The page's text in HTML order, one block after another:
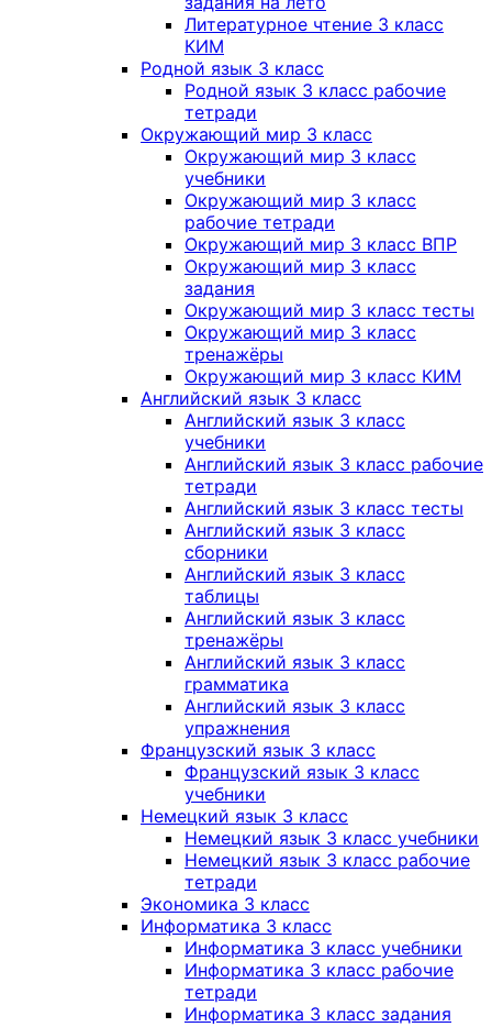
Литературное чтение 3 класс
КИМ
Родной язык 3 класс
Родной язык 3 класс рабочие
тетради
Окружающий мир 3 класс
Окружающий мир 3 класс
учебники
Окружающий мир 3 класс
рабочие тетради
Окружающий мир 3 класс ВПР
Окружающий мир 3 класс
задания
Окружающий мир 3 класс тесты
Окружающий мир 3 класс
тренажёры
Окружающий мир 3 класс КИМ
Английский язык 3 класс
Английский язык 3 класс
учебники
Английский язык 3 класс рабочие
тетради
Английский язык 3 класс тесты
Английский язык 3 класс
сборники
Английский язык 3 класс
таблицы
Английский язык 3 класс
тренажёры
Английский язык 3 класс
грамматика
Английский язык 3 класс
упражнения
Французский язык 3 класс
Французский язык 3 класс
учебники
Немецкий язык 3 класс
Немецкий язык 3 класс учебники
Немецкий язык 3 класс рабочие
тетради
Экономика 3 класс
Информатика 3 класс
Информатика 3 класс учебники
Информатика 3 класс рабочие
тетради
Информатика 3 класс задания